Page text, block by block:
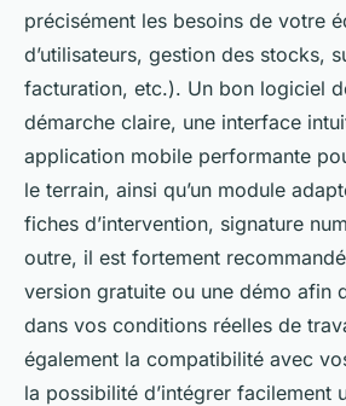
précisément les besoins de votre
d’utilisateurs, gestion des stocks,
facturation, etc.). Un bon logiciel
démarche claire, une interface
application mobile performante
le terrain, ainsi qu’un module
fiches d’intervention, signature
outre, il est fortement
version gratuite ou une démo afin
dans vos conditions réelles de
également la compatibilité avec
la possibilité d’intégrer facilement